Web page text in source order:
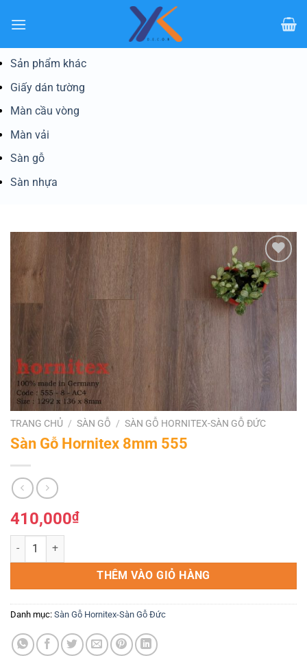
qua
dungSản phẩm khác
Giấy dán tường
Màn cầu vòng
Màn vải
Sàn gỗ
Sàn nhựa
Yêu
thích
TRANG CHỦ / SÀN GỖ / SÀN GỖ HORNITEX-SÀN GỖ ĐỨC
Sàn Gỗ Hornitex 8mm 555
410,000₫
Sàn Gỗ Hornitex 8mm 555 số lượng
THÊM VÀO GIỎ HÀNG
Danh mục: Sàn Gỗ Hornitex-Sàn Gỗ Đức